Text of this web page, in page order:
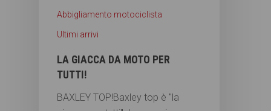
Abbigliamento motociclista
Ultimi arrivi
LA GIACCA DA MOTO PER
TUTTI!
BAXLEY TOP!Baxley top è "la